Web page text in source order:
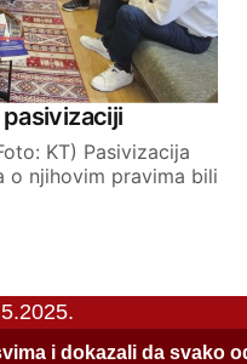
KT) Pasivizacija
o njihovim pravima bili
i dokazali da svako